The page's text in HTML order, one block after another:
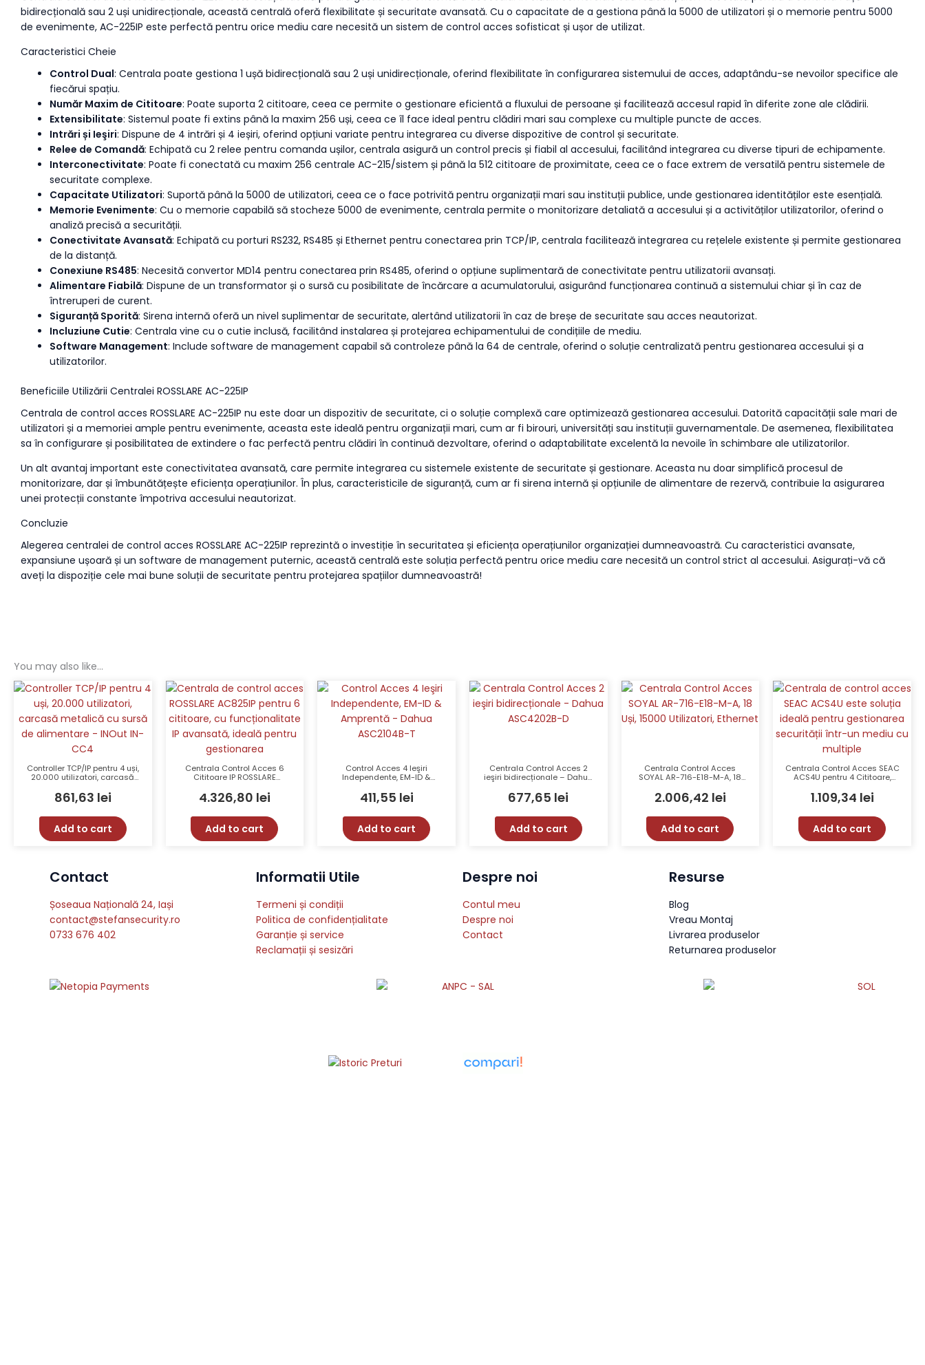
bidirecțională sau 2 uși unidirecționale, această centrală oferă flexibilitate și securitate avansată. Cu o capacitate de a gestiona până la 5000 de utilizatori și o memorie pentru 5000
de evenimente, AC-225IP este perfectă pentru orice mediu care necesită un sistem de control acces sofisticat și ușor de utilizat.
Caracteristici Cheie
Control Dual: Centrala poate gestiona 1 ușă bidirecțională sau 2 uși unidirecționale, oferind flexibilitate în configurarea sistemului de acces, adaptându-se nevoilor specifice ale
fiecărui spațiu.
Număr Maxim de Cititoare: Poate suporta 2 cititoare, ceea ce permite o gestionare eficientă a fluxului de persoane și facilitează accesul rapid în diferite zone ale clădirii.
Extensibilitate: Sistemul poate fi extins până la maxim 256 uși, ceea ce îl face ideal pentru clădiri mari sau complexe cu multiple puncte de acces.
Intrări și Ieşiri: Dispune de 4 intrări și 4 ieșiri, oferind opțiuni variate pentru integrarea cu diverse dispozitive de control și securitate.
Relee de Comandă: Echipată cu 2 relee pentru comanda ușilor, centrala asigură un control precis și fiabil al accesului, facilitând integrarea cu diverse tipuri de echipamente.
Interconectivitate: Poate fi conectată cu maxim 256 centrale AC-215/sistem și până la 512 cititoare de proximitate, ceea ce o face extrem de versatilă pentru sistemele de
securitate complexe.
Capacitate Utilizatori: Suportă până la 5000 de utilizatori, ceea ce o face potrivită pentru organizații mari sau instituții publice, unde gestionarea identităților este esențială.
Memorie Evenimente: Cu o memorie capabilă să stocheze 5000 de evenimente, centrala permite o monitorizare detaliată a accesului și a activităților utilizatorilor, oferind o
analiză precisă a securității.
Conectivitate Avansată: Echipată cu porturi RS232, RS485 și Ethernet pentru conectarea prin TCP/IP, centrala facilitează integrarea cu rețelele existente și permite gestionarea
de la distanță.
Conexiune RS485: Necesită convertor MD14 pentru conectarea prin RS485, oferind o opțiune suplimentară de conectivitate pentru utilizatorii avansați.
Alimentare Fiabilă: Dispune de un transformator și o sursă cu posibilitate de încărcare a acumulatorului, asigurând funcționarea continuă a sistemului chiar și în caz de
întreruperi de curent.
Siguranță Sporită: Sirena internă oferă un nivel suplimentar de securitate, alertând utilizatorii în caz de breșe de securitate sau acces neautorizat.
Incluziune Cutie: Centrala vine cu o cutie inclusă, facilitând instalarea și protejarea echipamentului de condițiile de mediu.
Software Management: Include software de management capabil să controleze până la 64 de centrale, oferind o soluție centralizată pentru gestionarea accesului și a
utilizatorilor.
Beneficiile Utilizării Centralei ROSSLARE AC-225IP
Centrala de control acces ROSSLARE AC-225IP nu este doar un dispozitiv de securitate, ci o soluție complexă care optimizează gestionarea accesului. Datorită capacității sale mari de
utilizatori și a memoriei ample pentru evenimente, aceasta este ideală pentru organizații mari, cum ar fi birouri, universități sau instituții guvernamentale. De asemenea, flexibilitatea
sa în configurare și posibilitatea de extindere o fac perfectă pentru clădiri în continuă dezvoltare, oferind o adaptabilitate excelentă la nevoile în schimbare ale utilizatorilor.
Un alt avantaj important este conectivitatea avansată, care permite integrarea cu sistemele existente de securitate și gestionare. Aceasta nu doar simplifică procesul de
monitorizare, dar și îmbunătățește eficiența operațiunilor. În plus, caracteristicile de siguranță, cum ar fi sirena internă și opțiunile de alimentare de rezervă, contribuie la asigurarea
unei protecții constante împotriva accesului neautorizat.
Concluzie
Alegerea centralei de control acces ROSSLARE AC-225IP reprezintă o investiție în securitatea și eficiența operațiunilor organizației dumneavoastră. Cu caracteristici avansate,
expansiune ușoară și un software de management puternic, această centrală este soluția perfectă pentru orice mediu care necesită un control strict al accesului. Asigurați-vă că
aveți la dispoziție cele mai bune soluții de securitate pentru protejarea spațiilor dumneavoastră!
You may also like…
Controller TCP/IP pentru 4 uși,
20.000 utilizatori, carcasă
alimentare – INOut IN-CC4
861,63 lei
Add to cart
Centrala Control Acces 6
Cititoare IP ROSSLARE
60000 Utilizatori, 500000
Evenimente, Port Ethernet
4.326,80 lei
Add to cart
Control Acces 4 Ieşiri
Independente, EM-ID &
ASC2104B-T
411,55 lei
Add to cart
Centrala Control Acces 2
ieşiri bidirecționale – Dahua
677,65 lei
Add to cart
Centrala Control Acces
SOYAL AR-716-E18-M-A, 18
2.006,42 lei
Add to cart
Centrala Control Acces SEAC
ACS4U pentru 4 Cititoare,
Evenimente, TCP/IP, Funcție
Anti-Passback
1.109,34 lei
Add to cart
Contact
Șoseaua Națională 24, Iași
contact@stefansecurity.ro
0733 676 402
Informatii Utile
Termeni și condiții
Politica de confidențialitate
Garanție și service
Reclamații și sesizări
Despre noi
Contul meu
Despre noi
Contact
Resurse
Blog
Vreau Montaj
Livrarea produselor
Returnarea produselor